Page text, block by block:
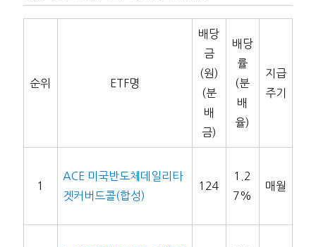
순위 ETF명
배당
금
(원)
(분
배
금)
배당
률
(분
배
율)
지급
주기
1
ACE 미국반도체데일리타
겟커버드콜(합성)
124
1.2
7%
매월